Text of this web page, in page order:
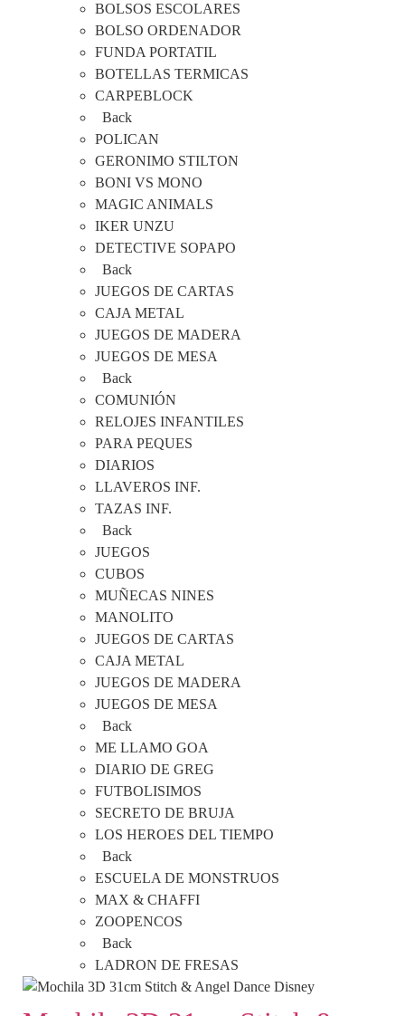
BOLSOS ESCOLARES
BOLSO ORDENADOR
FUNDA PORTATIL
BOTELLAS TERMICAS
CARPEBLOCK
Back
POLICAN
GERONIMO STILTON
BONI VS MONO
MAGIC ANIMALS
IKER UNZU
DETECTIVE SOPAPO
Back
JUEGOS DE CARTAS
CAJA METAL
JUEGOS DE MADERA
JUEGOS DE MESA
Back
COMUNIÓN
RELOJES INFANTILES
PARA PEQUES
DIARIOS
LLAVEROS INF.
TAZAS INF.
Back
JUEGOS
CUBOS
MUÑECAS NINES
MANOLITO
JUEGOS DE CARTAS
CAJA METAL
JUEGOS DE MADERA
JUEGOS DE MESA
Back
ME LLAMO GOA
DIARIO DE GREG
FUTBOLISIMOS
SECRETO DE BRUJA
LOS HEROES DEL TIEMPO
Back
ESCUELA DE MONSTRUOS
MAX & CHAFFI
ZOOPENCOS
Back
LADRON DE FRESAS